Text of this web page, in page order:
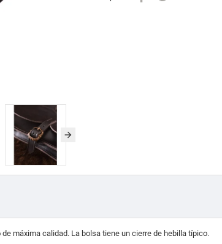
máxima calidad. La bolsa tiene un cierre de hebilla típico.